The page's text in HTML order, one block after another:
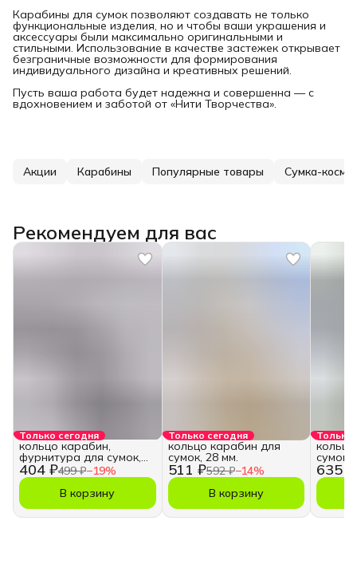
Карабины для сумок позволяют создавать не только
функциональные изделия, но и чтобы ваши украшения и
аксессуары были максимально оригинальными и
стильными. Использование в качестве застежек открывает
безграничные возможности для формирования
индивидуального дизайна и креативных решений.
Пусть ваша работа будет надежна и совершенна — с
вдохновением и заботой от «Нити Творчества».
Акции Карабины Популярные товары Сумка-
Рекомендуем для вас
Только сегодня
404 ₽499 ₽−19%
кольцо карабин,
фурнитура для сумок,
28 мм.
В корзину
Только сегодня
511 ₽592 ₽−14%
кольцо карабин для
сумок, 28 мм.
В корзину
Только
635 ₽
сумок,